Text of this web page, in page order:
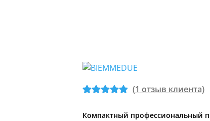
5 на основе
(1 отзыв клиента)
Компактный профессиональный